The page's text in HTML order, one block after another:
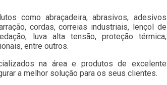
como abraçadeira, abrasivos, adesivos
cordas, correias industriais, lençol de
luva alta tensão, proteção térmica,
entre outros.
na área e produtos de excelente
a melhor solução para os seus clientes.